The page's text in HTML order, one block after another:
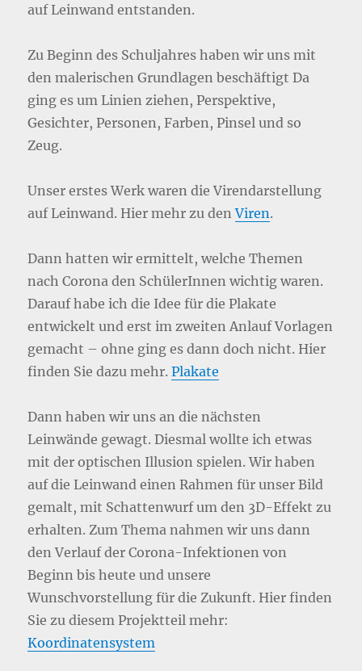
auf Leinwand entstanden.
Zu Beginn des Schuljahres haben wir uns mit
den malerischen Grundlagen beschäftigt Da
ging es um Linien ziehen, Perspektive,
Gesichter, Personen, Farben, Pinsel und so
Zeug.
Unser erstes Werk waren die Virendarstellung
auf Leinwand. Hier mehr zu denViren.
Dann hatten wir ermittelt, welche Themen
nach Corona den SchülerInnen wichtig waren.
Darauf habe ich die Idee für die Plakate
entwickelt und erst im zweiten Anlauf Vorlagen
gemacht – ohne ging es dann doch nicht. Hier
finden Sie dazu mehr.Plakate
Dann haben wir uns an die nächsten
Leinwände gewagt. Diesmal wollte ich etwas
mit der optischen Illusion spielen. Wir haben
auf die Leinwand einen Rahmen für unser Bild
gemalt, mit Schattenwurf um den 3D-Effekt zu
erhalten. Zum Thema nahmen wir uns dann
den Verlauf der Corona-Infektionen von
Beginn bis heute und unsere
Wunschvorstellung für die Zukunft. Hier finden
Sie zu diesem Projektteil mehr:
Koordinatensystem